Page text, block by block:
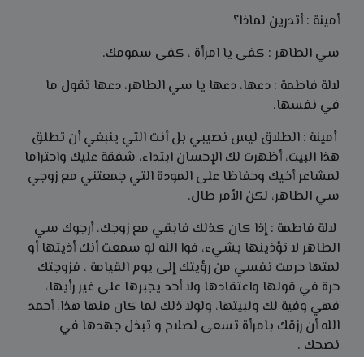
أمينة : أتدرين لماذا؟
سي الطاهر : كفى يا امرأة ، کفی سمومك.
لالة فاطمة : دعها، دعها يا سي الطاهر، دعها تقول ما
في نفسها.
أمينة : الطلاق ليس نصيبي بل أنت التي ينبغي أن تطلق
هذا البيت، أظهرت لك الإحسان ابتداء، شفقة عليك واحتراما
لمشاعر أخيك وحفاظا على المودة التي جمعتني مع زوجي
سي الطاهر، لكن الأمر طال.
لالة فاطمة : إذا كان كذلك فابقي مع زوجك، أرجوك سي
الطاهر لا تؤذينها بشيء، فوا الله لو سمعت أنك أذيتها أو
لمتها حرمت نفسي من رؤيتك إلى يوم القيامة ، فزوجتك
حرة في قولها واعتقادها ولا أحد يجبرها على غير رأيها،
فهي وفية لك ولبيتها، ولولا ذلك لما كان منها هذا، أحمد
الله أن رزقك بامرأة تسعى لصلاح و تبذل جهدها في
نصحك .